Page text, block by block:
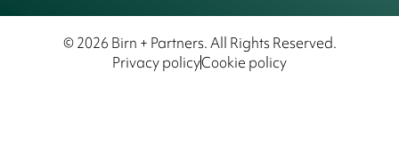
© 2026 Birn + Partners. All Rights Reserved.
Privacy policyCookie policy